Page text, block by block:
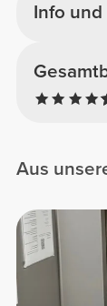
Info
Aus